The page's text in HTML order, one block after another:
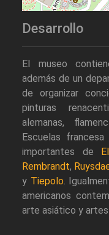
Desarrollo
El museo
además de un
de organizar
pinturas
alemanas,
Escuelas
importantes de
Rembrandt,
y Tiepolo.
americanos
arte asiático y